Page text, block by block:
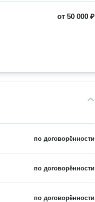
от50 000 ₽
по договорённости
по договорённости
по договорённости